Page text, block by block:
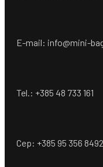
E-mail: info@mini-
Tel.: +385 48 733 161
Cep: +385 95 356 8492